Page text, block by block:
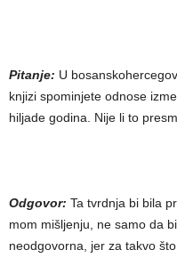
Pitanje: U
knjizi spominjete odnose
hiljade godina. Nije li to
Odgovor: Ta tvrdnja bi bila
mom mišljenju, ne samo da
neodgovorna, jer za takvo